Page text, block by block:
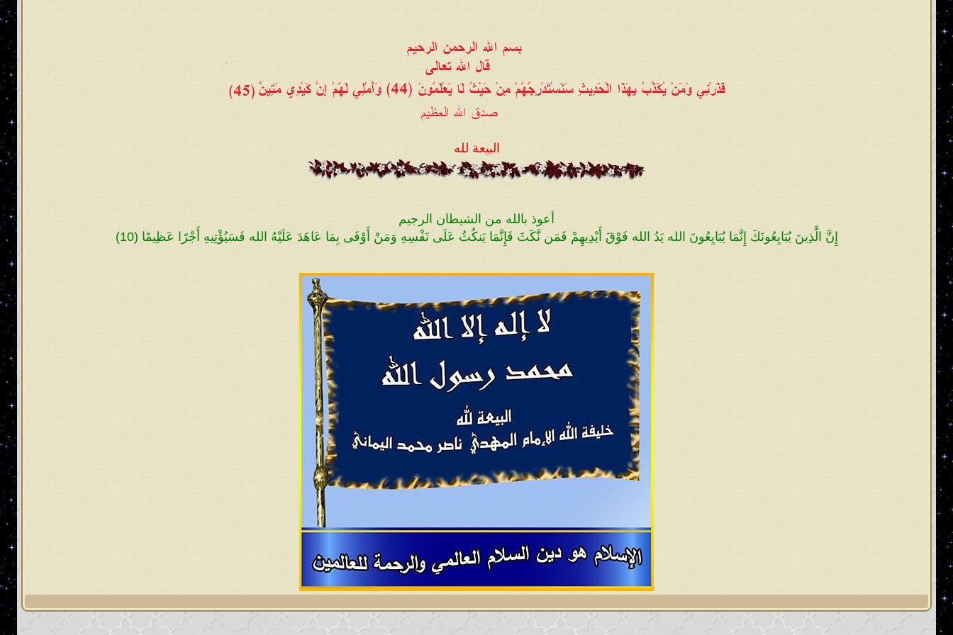
وملِكَها إذا كان حقاً اصطفاه الله عليهم خليفةً وملِكاً وإماماً ليحكم بينهم بالعدل ويقول فصلاً وما هو بالهزل، لذلك فلا بدّ أن
فجعله قائداً وملِكاً وإماماً لبني إسرائيل. وقال الله تعالى:{وَقَالَ لَهُمْ نَبِيُّهُمْ إِنَّ اللَّهَ قَدْ بَعَثَ لَكُمْ طَالُوتَ مَلِكًا قَالُوا أَنَّىٰ يَكُونُ لَهُ
الْمُلْكُ عَلَيْنَا وَنَحْنُ أَحَقُّ بِالْمُلْكِ مِنْهُ وَلَمْ يُؤْتَ سَعَةً مِّنَ الْمَالِ قَالَ إِنَّ اللَّهَ اصْطَفَاهُ عَلَيْكُمْ وَزاده بسطةً فِي الْعِلْمِ وَالْجِسْمِ وَاللَّهُ
يُؤْتِي مُلْكَهُ مَن يَشَاءُ وَاللَّهُ وَاسِعٌعَلِيمٌ}صدق الله العظيم [البقرة:٢٤٧].
عصر بعث الإمام المهديّ؟ إنه يكون في أمّة آخر الزمان حين يصبح الإسلام ليس إلا جنسيةٌ ينتسبون إليها ولم يبقَ إلا الاسم فلا
يسلم الناس من شرّ يده ولا من لسانه، والمُسلم من سلم الناس من شرّ يده وشرّ لسانه. ويظلم القوي منهم الضعيف فلا يبقى
المٌتشابه. ولكنهم معرضون عن آياته المحكمات الواضحات البيِّنات أمّ الكتاب لا يزيغ عنهنّ فيتبع ظاهر المُتشابه إلا من في قلبه
زيغٌ عن الحقّ.
وأما السّنة المحمديّة فيرون السُنَّة بدعةً والبدعة سُنَّةً؛ أي أنّهم يرون الحقّ منها باطلاً والباطل الموضوع المخالف لمُحكم
القرآن هو الحقّ! فيضِلّ عُلماؤهم عن الحقّ ثم يُضلّوا أمّتهم حتى إذا لم يبقَ من الإسلام إلا اسم لهم ولا يتعاملون به، ومن
القرآن إلا رسمه محفوظٌ بين أيديهم ويتخذونه مهجوراً وإن درسوه فلا يتدبّروه فلا يهتمون إلا بدراسة منطق لفظه ومخارج
حروفه في حلقاتهم ويذرون الأساس وهو التدبر في كلمات القرآن العظيم؛ حتى إذا خرج عُلماء المُسلمين عن الصراط
المُستقيم وأخرجوا أمّتهم فلا يتعاملون بينهم بالدين، وأصبح الكفار أعدلَ منهم في تعاملهم وحتى نسيَ المُسلمون ما ذكِّروا به
وضلَّ عُلماؤهم وأضلّوا أمّتهم في أمّة آخر الزمان التي تطلع الشمس من مغربها في عصرهم، ومن ثمّ يبعث الله إليهم الإمام
المهديّ ليهديهم فيعيدهم إلى الصراط المُستقيم على منهاج النبوّة الأولى فيدعوهم إلى الاحتكام إلى كتاب الله وسنّة رسوله
الحقّ التي لا تُخالف لمحكم القرآن العظيم، ومن ثم يعرض عنه عُلماؤهم ويأبون الاحتكام إلى مُحكم القرآن لأنه سوف يأتي
مُخالفاً للباطل الذي هم به مُستمسكون من الأحاديث وروايات الفتنة الموضوعة المخالفة لمُحكم القرآن العظيم، وتلك
الأحاديث والروايات جاءت من عند غير الله فيتّبعونها برغم علمهم أنّها مُخالفةٌ لمحكم القرآن؛ أولئك مُعرضون عن كتاب الله
وكذلك أعرضوا عن سنّة رسوله الحقّ ويرون الحقّ منها باطلاً والباطل حقاً، أولئك أشرّ عُلماءٍ في أمّة محمد صلى الله عليه وآله
وسلم من جميع المذاهب، ومثلهم كمثل عُلماء اليهود والنصارى استمسكوا بما جاء من عند غير الله من عند الطاغوت
الشيطان الرجيم، ومنهم عُلماء اليوم وأمّتهم في آخر أمّة الإسلام في عصر الدعوة للحوار للمهديّ المنتظَر قُبيل طلوع الشمس
من مغربها، وعُلماء هذه الأمّة وأتباعهم هم الذين قال عنهم محمدٌ رسول الله صلى الله عليه وآله وسلم
أمتي يحبون خمسا وينسون خمسا، يحبون الدنيا وينسون الآخرة، ويحبون المال وينسون الحساب، ويحبون الخلق وينسون
الخالق، ويحبون الذنوب وينسون التوبة، ويحبون القصور وينسون القبور‏. قالوا: وسيأتي هذا الزمان يا رسول الله؟ قال: بل
سيأتي أعظمُ منه، قالوا: وما هو؟ قال: لا يأمرون بالمعروف ولا ينهون عن المُنكر. قالوا: وسيأتي هذا الزمان يا رسول الله على
أمة محمد؟ قال: بل سيأتي أعظمُ منه. قالوا: وما هو؟ قال: يرون الحق باطلاً والباطل حقاً]
وقال عنهم محمد رسول الله صلى الله عليه وآله وسلم: [سيأتي زمان على أمتي لا يبقى من القرآن إلا رسمه، ولا من الإسلام
البيعة لله
أعوذ بالله من الشيطان الرجيم
إِنَّ الَّذِينَ يُبَايِعُونَكَ إِنَّمَا يُبَايِعُونَ الله يَدُ الله فَوْقَ أَيْدِيهِمْ فَمَن نَّكَثَ فَإِنَّمَا يَنكُثُ عَلَى نَفْسِهِ وَمَنْ أَوْفَى بِمَا عَاهَدَ عَلَيْهُ الله فَسَيُؤْتِيهِ أَجْرًا عَظِيمًا (10)